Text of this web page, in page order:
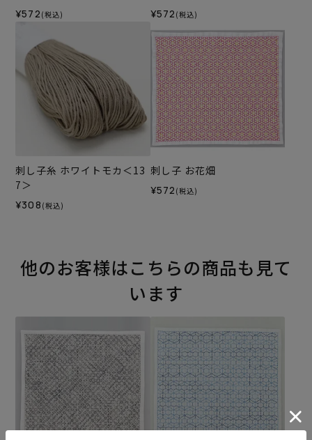
¥572 (税込) ¥572 (税込)
刺し子糸 ホワイトモカ＜13
7＞
¥308 (税込)
刺し子 お花畑
¥572 (税込)
他のお客様はこちらの商品も見て
います